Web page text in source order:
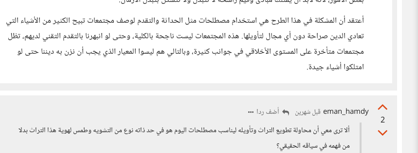
أعتقد أن المشكلة في هذا الطرح هي استخدام مصطلحات مثل الحداثة والتقدم لوصف مجتمعات تبيح الكثير من الأشياء التي
تعادي الدين صراحة دون أي مجال لتأويلها. هذه المجتمعات ليست ناجحة بالكلية، وحتى لو انبهرنا بالتقدم التقني لديهم، تظل
مجتمعات متأخرة على المستوى الأخلاقي في جوانب كثيرة، وبالتالي هم ليسوا المعيار الذي يجب أن نزن به ديننا حتى لو
امتلكوا أشياء جيدة.
2
eman_hamdy قبل شهرين
أضف ردا
ألا ترى معي أن محاولة تطويع التراث وتأويله ليناسب مصطلحات اليوم هو في حد ذاته نوع من التشويه وطمس لهوية هذا التراث بدلا
من فهمه في سياقه الحقيقي؟